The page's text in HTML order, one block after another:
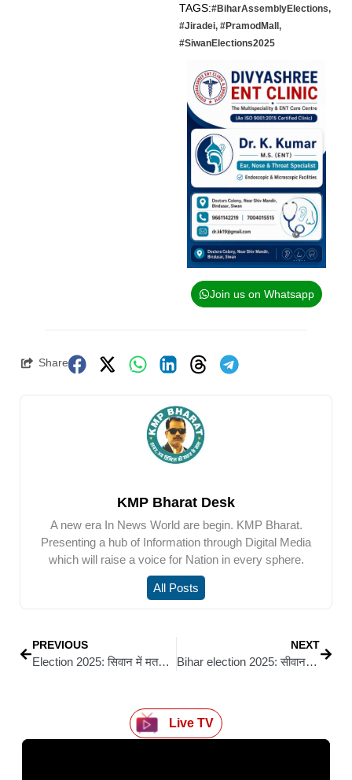
TAGS:#BiharAssemblyElections,
#Jiradei, #PramodMall,
#SiwanElections2025
Join us on Whatsapp
Share
KMP Bharat Desk
A new era In News World are begin. KMP Bharat.
Presenting a hub of Information through Digital Media
which will raise a voice for Nation in every sphere.
All Posts
PREVIOUS
Election 2025: सिवान में मतदाता जागरूकता की रफ्तार तेज: 6 नवंबर को शत-प्रतिशत मतदान का लक्ष्य
NEXT
Bihar election 2025: सीवान में जन सुराज के चार उम्मीदवारों ने किया नामांकन, कहा – इस बार बिहार में होगा सत्ता परिवर्तन
Live TV